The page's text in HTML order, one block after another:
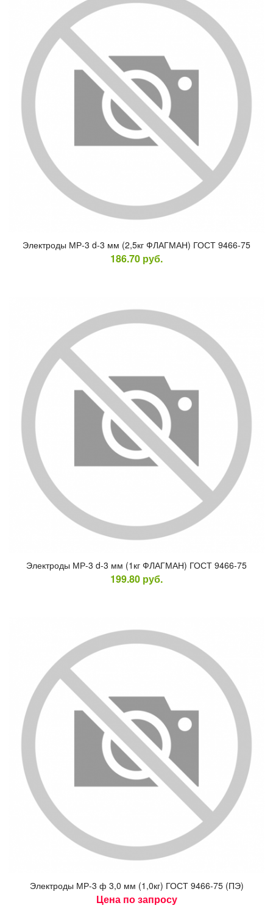
Элек­тро­ды МР-3 d-3 мм (2,5кг ФЛАГ­МАН) ГОСТ 9466-75
186.70 руб.
Элек­тро­ды МР-3 d-3 мм (1кг ФЛАГ­МАН) ГОСТ 9466-75
199.80 руб.
Элек­тро­ды МР-3 ф 3,0 мм (1,0кг) ГОСТ 9466-75 (ПЭ)
Цена по запросу